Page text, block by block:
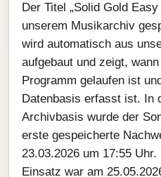
Der Titel „Solid Gold Easy
unserem Musikarchiv
wird automatisch aus
aufgebaut und zeigt,
Programm gelaufen ist
Datenbasis erfasst ist. In
Archivbasis wurde der
erste gespeicherte
23.03.2026 um 17:55
Einsatz war am